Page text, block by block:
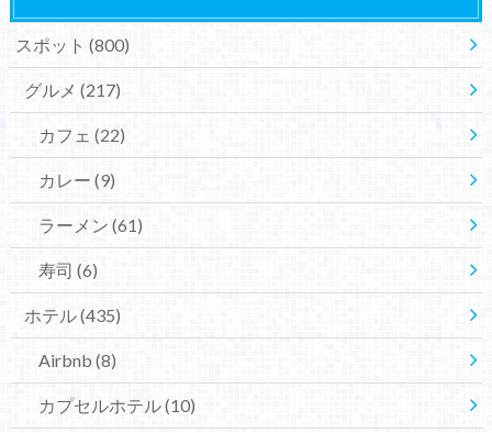
スポット (800)
グルメ (217)
カフェ (22)
カレー (9)
ラーメン (61)
寿司 (6)
ホテル(435)
Airbnb (8)
カプセルホテル(10)